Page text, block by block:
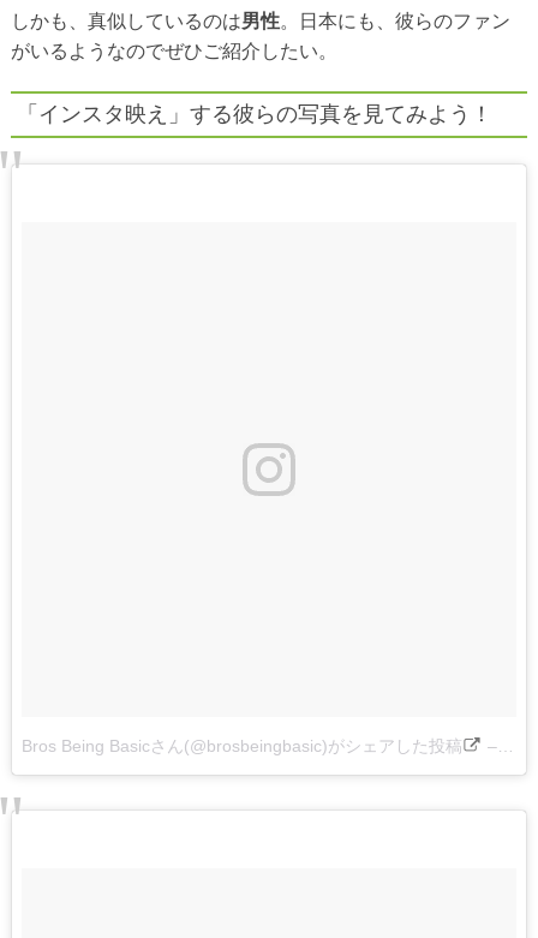
しかも、真似しているのは男性。日本にも、彼らのファン
がいるようなのでぜひご紹介したい。
「インスタ映え」する彼らの写真を見てみよう！
Bros Being Basicさん(@brosbeingbasic)がシェアした投稿 –